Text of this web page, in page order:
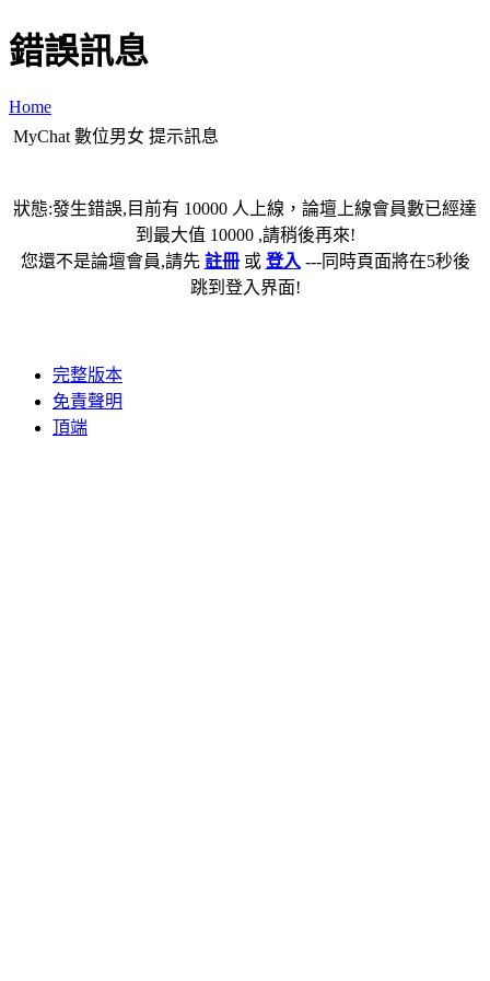
錯誤訊息
Home
MyChat 數位男女 提示訊息
狀態:發生錯誤,目前有 10000 人上線，論壇上線會員數已經達
到最大值 10000 ,請稍後再來!
您還不是論壇會員,請先 註冊或 登入 ---同時頁面將在5秒後
跳到登入界面!
完整版本
免責聲明
頂端